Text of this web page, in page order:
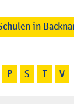
in
P S T V